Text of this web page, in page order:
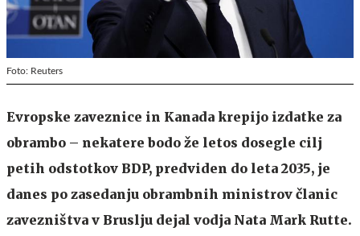
Foto: Reuters
Evropske zaveznice in Kanada krepijo izdatke za
obrambo – nekatere bodo že letos dosegle cilj
petih odstotkov BDP, predviden do leta 2035, je
danes po zasedanju obrambnih ministrov članic
zavezništva v Bruslju dejal vodja Nata Mark Rutte.